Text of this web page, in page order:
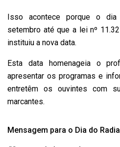
Isso acontece porque o
setembro até que a lei nº
instituiu a nova data.
Esta data homenageia o
apresentar os programas e
entretêm os ouvintes com
marcantes.
Mensagem para o Dia do